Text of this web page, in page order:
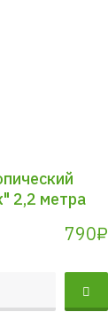
2,2 метра
790₽